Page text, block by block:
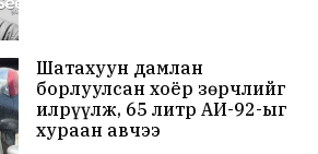
Шатахуун дамлан
борлуулсан хоёр зөрчлийг
илрүүлж, 65 литр АИ-92-ыг
хураан авчээ